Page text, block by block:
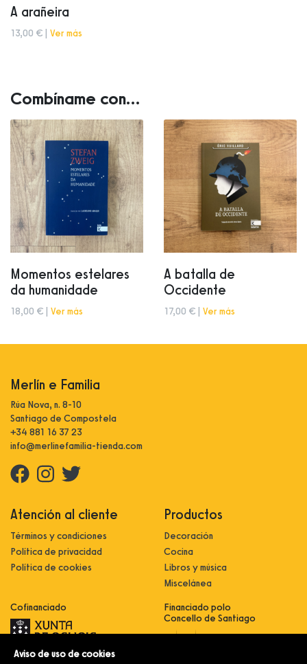
A arañeira
13,00 € | Ver más
Combíname con...
Momentos estelares
da humanidade
18,00 € | Ver más
A batalla de
Occidente
17,00 € | Ver más
Merlín e Familia
Rúa Nova, n. 8-10
Santiago de Compostela
+34 881 16 37 23
info@merlinefamilia-tienda.com
Atención al cliente
Términos y condiciones
Política de privacidad
Política de cookies
Productos
Decoración
Cocina
Libros y música
Miscelánea
Cofinanciado
Innovación, dixitalización e
Financiado polo
Concello de Santiago
Aviso de uso de cookies